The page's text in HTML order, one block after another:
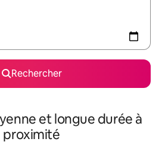
Rechercher
et longue durée à
proximité